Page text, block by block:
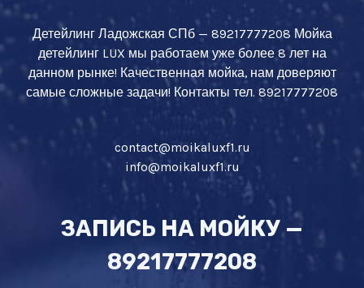
Детейлинг Ладожская СПб — 89217777208 Мойка
детейлинг LUX мы работаем уже более 8 лет на
данном рынке! Качественная мойка, нам доверяют
самые сложные задачи! Контакты тел. 89217777208
contact@moikaluxf1.ru
info@moikaluxf1.ru
ЗАПИСЬ НА МОЙКУ —
89217777208